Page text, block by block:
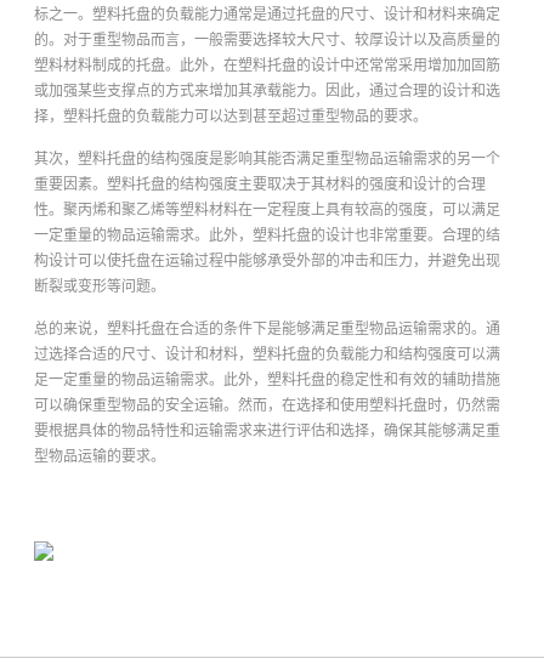
标之一。塑料托盘的负载能力通常是通过托盘的尺寸、设计和材料来确定
的。对于重型物品而言，一般需要选择较大尺寸、较厚设计以及高质量的
塑料材料制成的托盘。此外，在塑料托盘的设计中还常常采用增加加固筋
或加强某些支撑点的方式来增加其承载能力。因此，通过合理的设计和选
择，塑料托盘的负载能力可以达到甚至超过重型物品的要求。
其次，塑料托盘的结构强度是影响其能否满足重型物品运输需求的另一个
重要因素。塑料托盘的结构强度主要取决于其材料的强度和设计的合理
性。聚丙烯和聚乙烯等塑料材料在一定程度上具有较高的强度，可以满足
一定重量的物品运输需求。此外，塑料托盘的设计也非常重要。合理的结
构设计可以使托盘在运输过程中能够承受外部的冲击和压力，并避免出现
断裂或变形等问题。
总的来说，塑料托盘在合适的条件下是能够满足重型物品运输需求的。通
过选择合适的尺寸、设计和材料，塑料托盘的负载能力和结构强度可以满
足一定重量的物品运输需求。此外，塑料托盘的稳定性和有效的辅助措施
可以确保重型物品的安全运输。然而，在选择和使用塑料托盘时，仍然需
要根据具体的物品特性和运输需求来进行评估和选择，确保其能够满足重
型物品运输的要求。